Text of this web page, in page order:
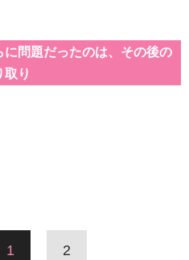
に問題だったのは、その後の
取り
1 2